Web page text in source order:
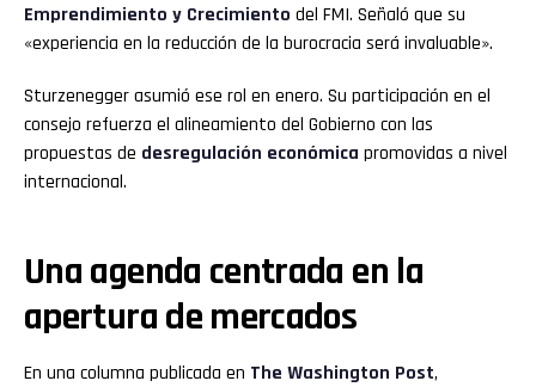
Emprendimiento y Crecimiento del FMI. Señaló que su
«experiencia en la reducción de la burocracia será invaluable».
Sturzenegger asumió ese rol en enero. Su participación en el
consejo refuerza el alineamiento del Gobierno con las
propuestas de desregulación económica promovidas a nivel
internacional.
Una agenda centrada en la
apertura de mercados
En una columna publicada en The Washington Post,